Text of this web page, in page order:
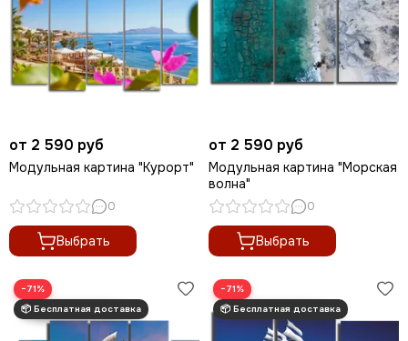
от 2 590 руб
Модульная картина "Курорт"
0
Выбрать
от 2 590 руб
Модульная картина "Морская
волна"
0
Выбрать
−71% −71%